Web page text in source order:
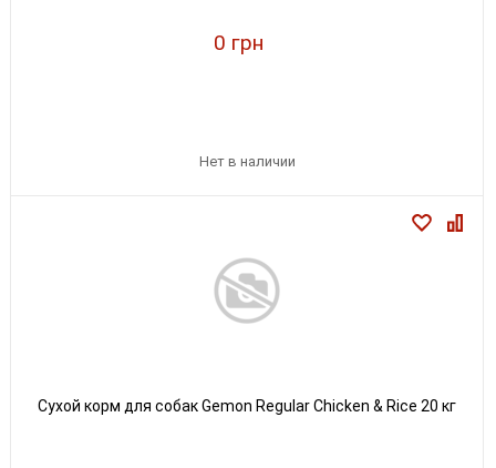
0 грн
Нет в наличии
Сухой корм для собак Gemon Regular Chicken & Rice 20 кг